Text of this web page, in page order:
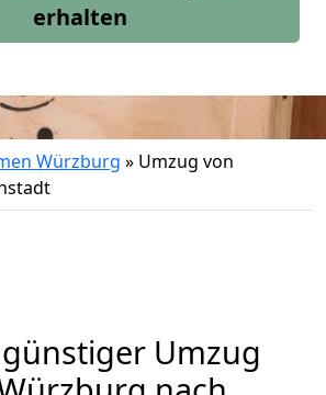
erhalten
Würzburg » Umzug von
Umzug